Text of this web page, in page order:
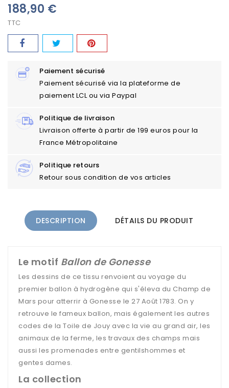
188,90 €
TTC
Paiement sécurisé
Paiement sécurisé via la plateforme de
paiement LCL ou via Paypal
Politique de livraison
Livraison offerte à partir de 199 euros pour la
France Métropolitaine
Politique retours
Retour sous condition de vos articles
DESCRIPTION DÉTAILS DU PRODUIT
Le motif Ballon de Gonesse
Les dessins de ce tissu renvoient au voyage du
premier ballon à hydrogène qui s'éleva du Champ de
Mars pour atterrir à Gonesse le 27 Août 1783. On y
retrouve le fameux ballon, mais également les autres
codes de la Toile de Jouy avec la vie au grand air, les
animaux de la ferme, les travaux des champs mais
aussi les promenades entre gentilshommes et
gentes dames.
La collection